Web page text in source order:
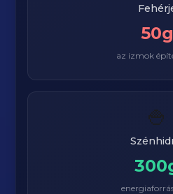
50g
az izmok
🍚